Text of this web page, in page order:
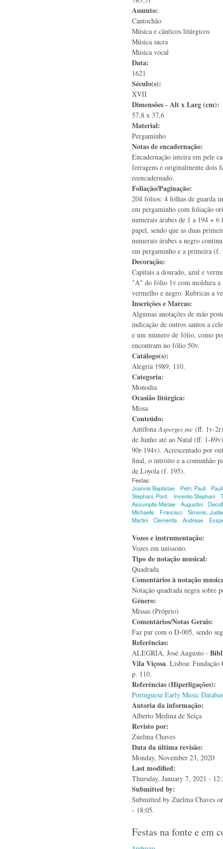
Assunto:
Cantochão
Música e cânticos litúrgicos
Música sacra
Música vocal
Data:
1621
Século(s):
XVII
Dimensões - Alt x Larg (cm):
57,8 x 37,6
Material:
Pergaminho
Notas de encadernação:
Encadernação inteira em pele
ferragens e originalmente dois
reencadernado.
Foliação/Paginação:
204 fólios: 4 folhas de guarda
em pergaminho com foliação
numerais árabes de 1 a 194 +
papel, sendo que as duas
numerais árabes a negro
em pergaminho e a primeira (f.
Decoração:
Capitais a dourado, azul e
"A" do fólio 1v com moldura a
vermelho e negro. Rubricas a
Inscrições e Marcas:
Algumas anotações de mão
indicação de outros santos a
e um número de fólio, como
encontram no fólio 50v.
Catálogo(s):
Alegria 1989, 110.
Categoria:
Monodia
Ocasião litúrgica:
Missa
Conteúdo:
AntífonaAsperges me (ff. 1v-
de Junho até ao Natal (ff. 1-
90r-194v). Acrescentado por
final, o intróito e a comunhão
de Loyola (f. 195).
Festas:
Joannis Baptistae
Petri, Pauli
Pauli
Stephani, Pont.
Inventio Stephani
Assumptio Mariae
Augustini
Michaelis
Francisci
Simonis,
Martini
Clementis Andreae
Vozes e instrumentação:
Vozes em uníssono.
Tipo de notação musical:
Quadrada
Comentários à notação
Notação quadrada negra sobre
Género:
Missas (Próprio)
Comentários/Notas Gerais:
Faz par com o D-005, sendo
Referências:
ALEGRIA, José Augusto -
Vila Viçosa. Lisboa: Fundação
p. 110.
Referências (Hiperligações):
Portuguese Early Music
Autoria da informação:
Alberto Medina de Seiça
Revisto por:
Zuelma Chaves
Data da última revisão:
Monday, November 23, 2020
Last modified:
Thursday, January 7, 2021 -
Submitted by:
Submitted by Zuelma Chaves
- 18:05.
Festas na fonte e em